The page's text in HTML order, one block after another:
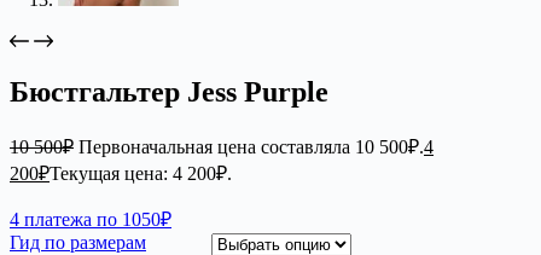
Бюстгальтер Jess Purple
10 500₽ Первоначальная цена составляла 10 500₽.4
200₽Текущая цена: 4 200₽.
4 платежа по 1050₽
Гид по размерам